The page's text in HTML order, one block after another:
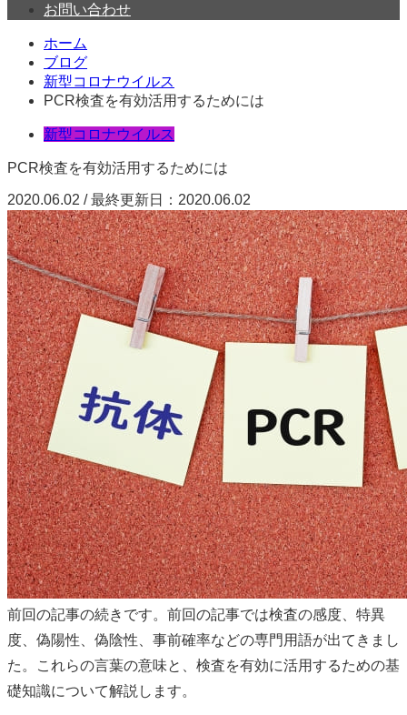
お問い合わせ
ホーム
ブログ
新型コロナウイルス
PCR検査を有効活用するためには
新型コロナウイルス
PCR検査を有効活用するためには
2020.06.02 / 最終更新日：2020.06.02
前回の記事の続きです。前回の記事では検査の感度、特異
度、偽陽性、偽陰性、事前確率などの専門用語が出てきまし
た。これらの言葉の意味と、検査を有効に活用するための基
礎知識について解説します。